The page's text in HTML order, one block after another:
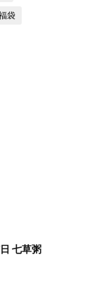
袋
七草粥